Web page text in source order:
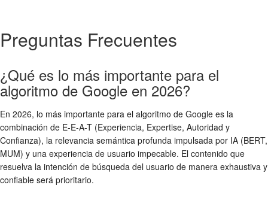
Preguntas Frecuentes
¿Qué es lo más importante para el
algoritmo de Google en 2026?
En 2026, lo más importante para el algoritmo de Google es la
combinación de E-E-A-T (Experiencia, Expertise, Autoridad y
Confianza), la relevancia semántica profunda impulsada por IA (BERT,
MUM) y una experiencia de usuario impecable. El contenido que
resuelva la intención de búsqueda del usuario de manera exhaustiva y
confiable será prioritario.